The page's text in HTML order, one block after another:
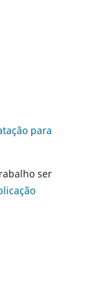
para
ser